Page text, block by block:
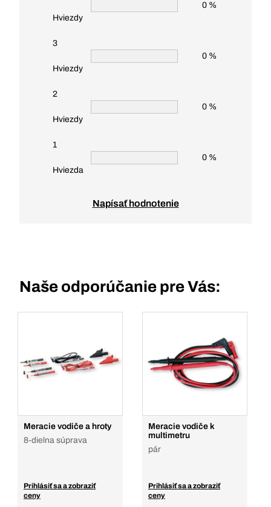
Hviezdy
0 %
3
Hviezdy
0 %
2
Hviezdy
0 %
1
Hviezda
0 %
Napísať hodnotenie
Naše odporúčanie pre Vás:
Meracie vodiče a hroty
8-dielna súprava
Prihlásiť sa a zobraziť
ceny
Meracie vodiče k
multimetru
pár
Prihlásiť sa a zobraziť
ceny